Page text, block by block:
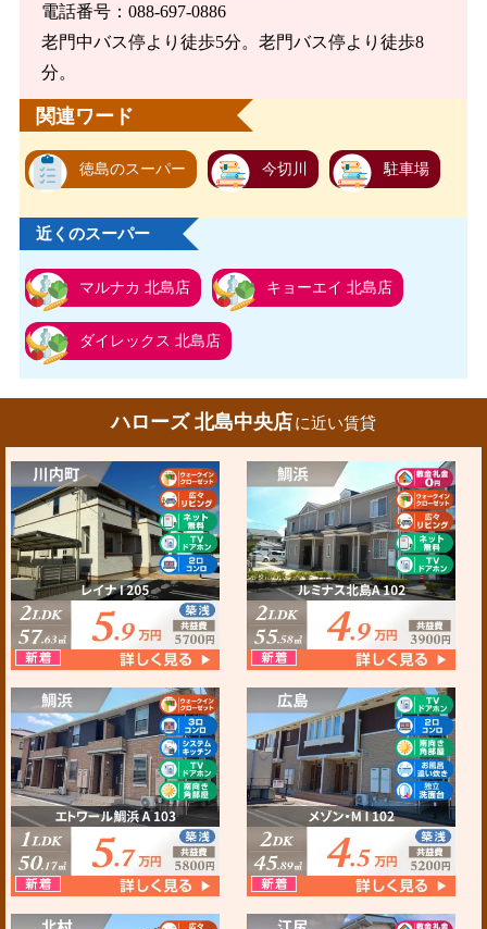
電話番号：088-697-0886
老門中バス停より徒歩5分。老門バス停より徒歩8
分。
関連ワード
徳島のスーパー 今切川 駐車場
近くのスーパー
マルナカ 北島店 キョーエイ 北島店
ダイレックス 北島店
ハローズ 北島中央店に近い賃貸